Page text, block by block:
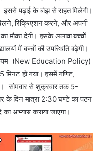
इससे पढ़ाई के बोझ से राहत मिलेगी।
रिक्रिएशन करने, और अपनी
मौका देगी। इसके अलावा बच्चों
में बच्चों की उपस्थिति बढ़ेगी।
नियम (New Education Policy)
मिनट हो गया। इसमें गणित,
सोमवार से शुक्रवार तक 5-
के दिन मात्रा 2:30 घण्टे का पठन
अभ्यास कराया जाएगा।